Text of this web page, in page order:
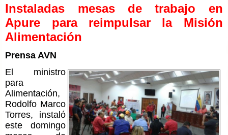
Instaladas mesas de trabajo en
Apure para reimpulsar la Misión
Alimentación
Prensa AVN
El ministro
para
Alimentación,
Rodolfo Marco
Torres, instaló
este domingo